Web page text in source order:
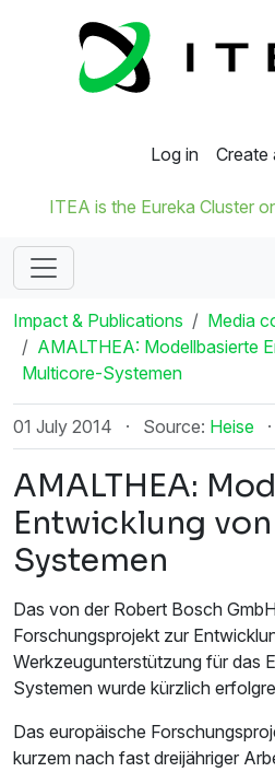
Log in Create
ITEA is the Eureka Cluster
Impact & Publications
Media
AMALTHEA: Modellbasierte
Multicore-Systemen
01 July 2014 · Source: Heise ·
AMALTHEA:
Entwicklung
Systemen
Das von der Robert Bosch
Forschungsprojekt zur
Werkzeugunterstützung für das
Systemen wurde kürzlich
Das europäische
kurzem nach fast dreijähriger